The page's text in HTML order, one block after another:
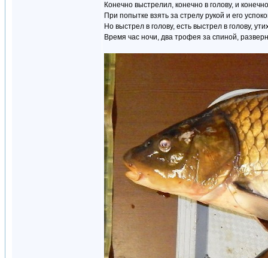
Конечно выстрелил, конечно в голову, и
При попытке взять за стрелу рукой и его
Но выстрел в голову, есть выстрел в голову,
Время час ночи, два трофея за спиной,